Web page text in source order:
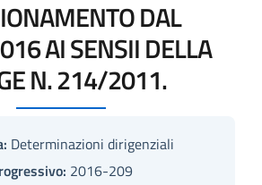
DAL
AI SENSII DELLA
N. 214/2011.
Determinazioni dirigenziali
2016-209